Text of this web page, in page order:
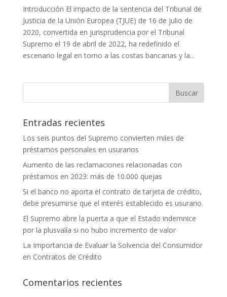
Introducción El impacto de la sentencia del Tribunal de
Justicia de la Unión Europea (TJUE) de 16 de julio de
2020, convertida en jurisprudencia por el Tribunal
Supremo el 19 de abril de 2022, ha redefinido el
escenario legal en torno a las costas bancarias y la...
Entradas recientes
Los seis puntos del Supremo convierten miles de
préstamos personales en usurarios
Aumento de las reclamaciones relacionadas con
préstamos en 2023: más de 10.000 quejas
Si el banco no aporta el contrato de tarjeta de crédito,
debe presumirse que el interés establecido es usurario.
El Supremo abre la puerta a que el Estado indemnice
por la plusvalía si no hubo incremento de valor
La Importancia de Evaluar la Solvencia del Consumidor
en Contratos de Crédito
Comentarios recientes